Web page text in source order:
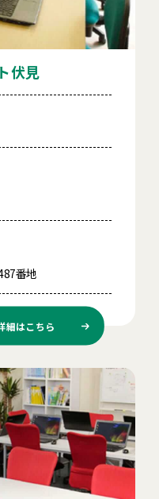
伏見
番地
細はこちら